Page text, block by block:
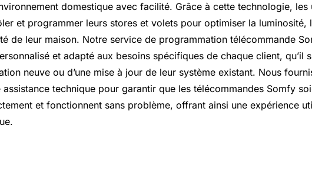
domestique avec facilité. Grâce à cette technologie, les
et programmer leurs stores et volets pour optimiser la luminosité,
de leur maison. Notre service de programmation télécommande
et adapté aux besoins spécifiques de chaque client, qu’il
neuve ou d’une mise à jour de leur système existant. Nous
assistance technique pour garantir que les télécommandes Somfy
et fonctionnent sans problème, offrant ainsi une expérience